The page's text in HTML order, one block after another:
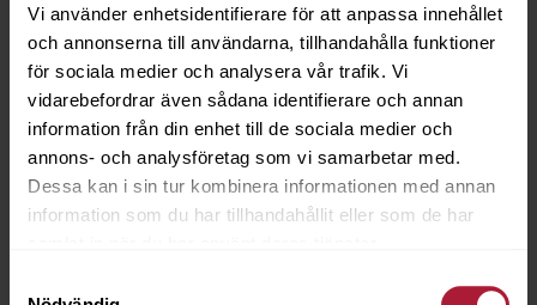
Vi använder enhetsidentifierare för att anpassa innehållet
och annonserna till användarna, tillhandahålla funktioner
för sociala medier och analysera vår trafik. Vi
vidarebefordrar även sådana identifierare och annan
information från din enhet till de sociala medier och
annons- och analysföretag som vi samarbetar med.
Dessa kan i sin tur kombinera informationen med annan
information som du har tillhandahållit eller som de har
Dolly Chocolate
DLY-0047
Beställningsvara